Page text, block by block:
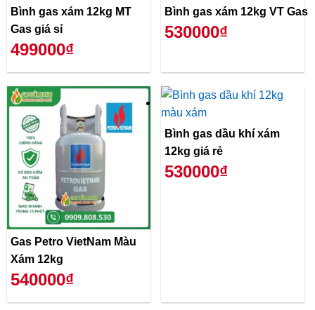
Bình gas xám 12kg MT
Gas giá sỉ
499000₫
Bình gas xám 12kg VT Gas
530000₫
Gas Petro VietNam Màu
Xám 12kg
540000₫
Bình gas dầu khí xám
12kg giá rẻ
530000₫